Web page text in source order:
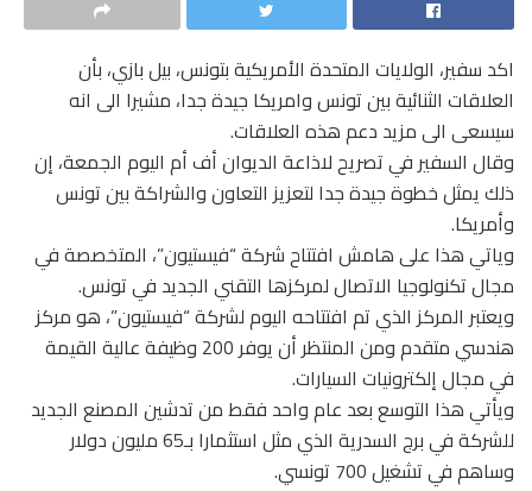
اكد سفير، الولايات المتحدة الأمريكية بتونس، بيل بازي، بأن
العلاقات الثنائية بين تونس وامريكا جيدة جدا، مشيرا الى انه
سيسعى الى مزيد دعم هذه العلاقات.
وقال السفير في تصريح لاذاعة الديوان أف أم اليوم الجمعة، إن
ذلك يمثل خطوة جيدة جدا لتعزيز التعاون والشراكة بين تونس
وأمريكا.
وياتي هذا على هامش افتتاح شركة “فيستيون”، المتخصصة في
مجال تكنولوجيا الاتصال لمركزها التقني الجديد في تونس.
ويعتبر المركز الذي تم افتتاحه اليوم لشركة “فيستيون”، هو مركز
هندسي متقدم ومن المنتظر أن يوفر 200 وظيفة عالية القيمة
في مجال إلكترونيات السيارات.
ويأتي هذا التوسع بعد عام واحد فقط من تدشين المصنع الجديد
للشركة في برج السدرية الذي مثل استثمارا بـ65 مليون دولار
وساهم في تشغيل 700 تونسي.